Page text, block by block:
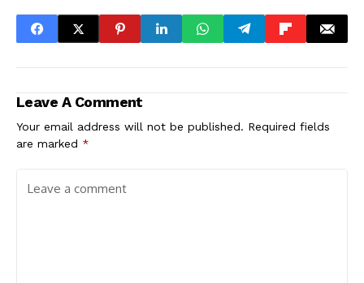
Leave A Comment
Your email address will not be published. Required fields
are marked *